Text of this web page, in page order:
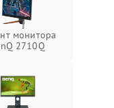
монитора
2710Q